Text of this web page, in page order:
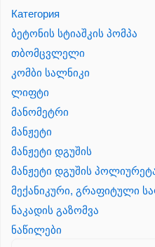
Категория
ბეტონის სტიაშკის პომპა
თბომცვლელი
კომბი სალნიკი
ლიფტი
მანომეტრი
მანჟეტი
მანჟეტი დგუშის
მანჟეტი დგუშის
მექანიკური, გრაფიტული
ნაკადის გაზომვა
ნაწილები